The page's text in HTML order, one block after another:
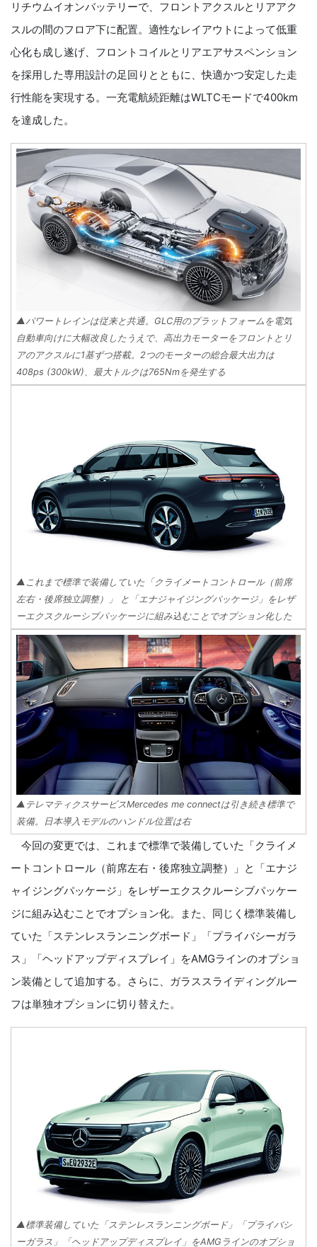
リチウムイオンバッテリーで、フロントアクスルとリアアク
スルの間のフロア下に配置。適性なレイアウトによって低重
心化も成し遂げ、フロントコイルとリアエアサスペンション
を採用した専用設計の足回りとともに、快適かつ安定した走
行性能を実現する。一充電航続距離はWLTCモードで400km
を達成した。
▲パワートレインは従来と共通。GLC用のプラットフォームを電気
自動車向けに大幅改良したうえで、高出力モーターをフロントとリ
アのアクスルに1基ずつ搭載。2つのモーターの総合最大出力は
408ps (300kW)、最大トルクは765Nmを発生する
▲これまで標準で装備していた「クライメートコントロール（前席
左右・後席独立調整）」 と「エナジャイジングパッケージ」をレザ
ーエクスクルーシブパッケージに組み込むことでオプション化した
▲テレマティクスサービスMercedes me connectは引き続き標準で
装備。日本導入モデルのハンドル位置は右
今回の変更では、これまで標準で装備していた「クライメ
ートコントロール（前席左右・後席独立調整）」と「エナジ
ャイジングパッケージ」をレザーエクスクルーシブパッケー
ジに組み込むことでオプション化。また、同じく標準装備し
ていた「ステンレスランニングボード」「プライバシーガラ
ス」「ヘッドアップディスプレイ」をAMGラインのオプショ
ン装備として追加する。さらに、ガラススライディングルー
フは単独オプションに切り替えた。
▲標準装備していた「ステンレスランニングボード」「プライバシ
ーガラス」「ヘッドアップディスプレイ」をAMGラインのオプショ